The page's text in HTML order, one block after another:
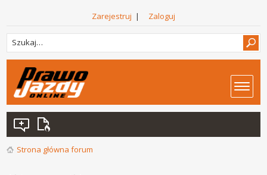
Zarejestruj | Zaloguj
Strona główna forum